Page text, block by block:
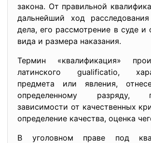
закона. От правильной
дальнейший ход расследования
дела, его рассмотрение в суде и
вида и размера наказания.
Термин «квалификация»
латинского gualificatio,
предмета или явления,
определенному
зависимости от качественных
определение качества, оценка
В уголовном праве под